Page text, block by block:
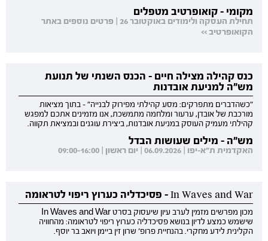
מקומי - קואופרטיב מטפלים
תחילת העסקה ולימודים באוקטובר 26 | פרטים נוספים באתר
הקואופרטיב >>
כנס קהילה מצילה חיים - הכנס השנתי של תנועת
מש"ה למניעת אובדנות
"כשהדברים מתפרקים: מסע קהילתי מפירוק לבנייה" - בתוך מציאות
מורכבת של אובדן, ערעור ומלחמה מתמשכת, אנו מזמינים אתכם למפגש
קהילתי מעמיק העוסק במניעת אובדנות, ביצירת עוגנים ובמציאת תקווה.
מש"ה - מילים שעושות הבדל
האקדמית ת"א-יפו | 06.09.2026 | יום ראשון | 09:00-16:00
In Waves and War - פסיכדליה כערוץ ריפוי לטראומה
מכון מפרשים מזמין לערב עיון שיעסוק בסרט In Waves and War
שישמש כמצע לדיון בנושא פסיכדליה כערוץ ריפוי לטראומה: מהחוויה
הקלינית לידע מחקרי. בהנחיית פרופ' שרון זין ביימן ויואב בר יוסף.